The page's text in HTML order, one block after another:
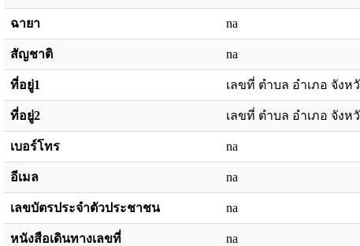
ฉายา na
สัญชาติ na
ที่อยู่1 เลขที่ ตำบล อำเภอ จังห
ที่อยู่2 เลขที่ ตำบล อำเภอ จังห
เบอร์โทร na
อีเมล na
เลขบัตรประจำตัวประชาชน na
หนังสือเดินทางเลขที่ na